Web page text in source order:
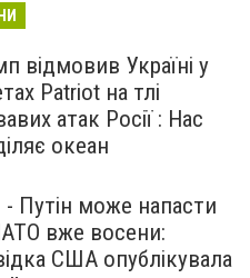
відмовив Україні у
Patriot на тлі
атак Росії : Нас
океан
- Путін може напасти
вже восени:
США опублікувала